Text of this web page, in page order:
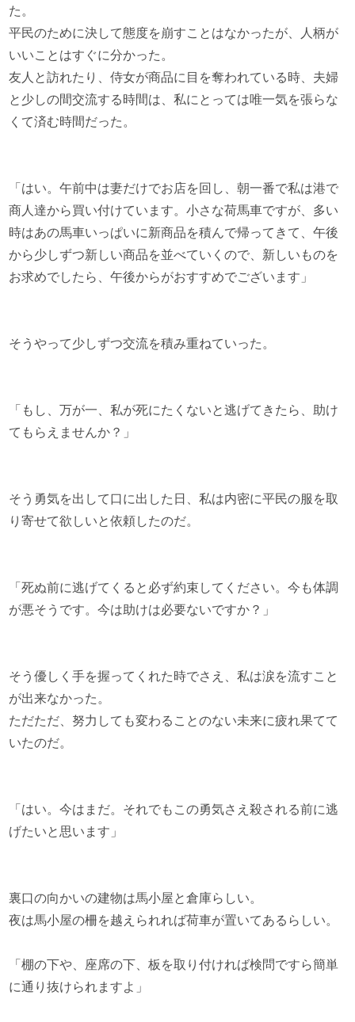
た。
平民のために決して態度を崩すことはなかったが、人柄が
いいことはすぐに分かった。
友人と訪れたり、侍女が商品に目を奪われている時、夫婦
と少しの間交流する時間は、私にとっては唯一気を張らな
くて済む時間だった。
「はい。午前中は妻だけでお店を回し、朝一番で私は港で
商人達から買い付けています。小さな荷馬車ですが、多い
時はあの馬車いっぱいに新商品を積んで帰ってきて、午後
から少しずつ新しい商品を並べていくので、新しいものを
お求めでしたら、午後からがおすすめでございます」
そうやって少しずつ交流を積み重ねていった。
「もし、万が一、私が死にたくないと逃げてきたら、助け
てもらえませんか？」
そう勇気を出して口に出した日、私は内密に平民の服を取
り寄せて欲しいと依頼したのだ。
「死ぬ前に逃げてくると必ず約束してください。今も体調
が悪そうです。今は助けは必要ないですか？」
そう優しく手を握ってくれた時でさえ、私は涙を流すこと
が出来なかった。
ただただ、努力しても変わることのない未来に疲れ果てて
いたのだ。
「はい。今はまだ。それでもこの勇気さえ殺される前に逃
げたいと思います」
裏口の向かいの建物は馬小屋と倉庫らしい。
夜は馬小屋の柵を越えられれば荷車が置いてあるらしい。
「棚の下や、座席の下、板を取り付ければ検問ですら簡単
に通り抜けられますよ」